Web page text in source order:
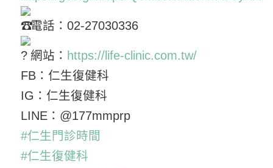
電話：02-27030336
網站： https://life-clinic.com.tw/
FB：仁生復健科
IG：仁生復健科
LINE：@177mmprp
#仁生門診時間
#仁生復健科